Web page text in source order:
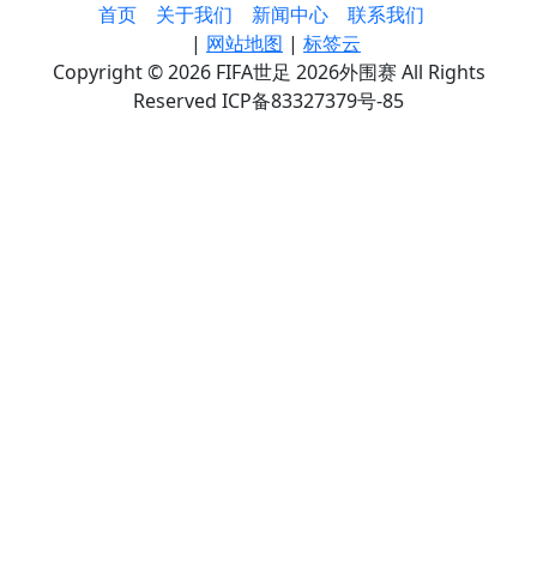
首页 关于我们 新闻中心
联系我们
| 网站地图 | 标签云
Copyright © 2026 FIFA世足 2026外围赛 All Rights
Reserved ICP备83327379号-85